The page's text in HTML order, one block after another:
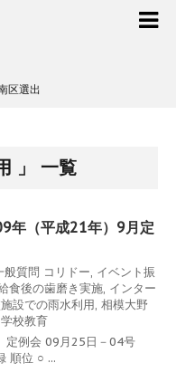
区選出
」 一覧
（平成21年）9月定
般質問 コリドー, イベント振
食後の歯磨き実施, インター
設での雨水利用, 相模大野
学校教育
例会 09月25日－04号
順位 ○ ...